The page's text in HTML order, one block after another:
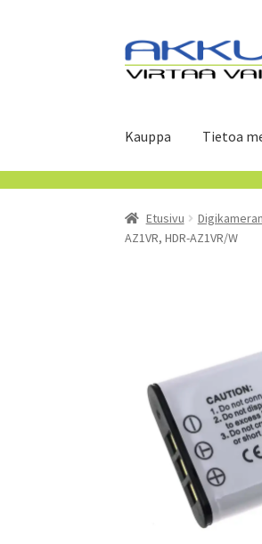
Siirry
navigointiin
Siirry
sisältöön
Kauppa Tietoa
Etusivu
AZ1VR, HDR-AZ1VR/W